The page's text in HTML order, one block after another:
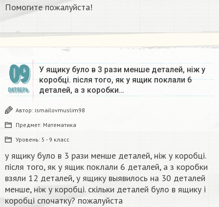
Помогите пожалуйста!​
09
ОКТЯБРЬ
У ящику було в 3 рази менше деталей, ніж у
коробці. після того, як у ящик поклали 6
деталей, а з коробки…
Автор: ismailovmuslim98
Предмет: Математика
Уровень: 5 - 9 класс
у ящику було в 3 рази менше деталей, ніж у коробці.
після того, як у ящик поклали 6 деталей, а з коробки
взяли 12 деталей, у ящику выявилось на 30 деталей
менше, ніж у коробці. скільки деталей було в ящику і
коробці спочатку? пожалуйста